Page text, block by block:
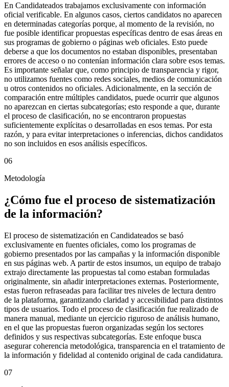
En Candidateados trabajamos exclusivamente con información
oficial verificable. En algunos casos, ciertos candidatos no aparecen
en determinadas categorías porque, al momento de la revisión, no
fue posible identificar propuestas específicas dentro de esas áreas en
sus programas de gobierno o páginas web oficiales. Esto puede
deberse a que los documentos no estaban disponibles, presentaban
errores de acceso o no contenían información clara sobre esos temas.
Es importante señalar que, como principio de transparencia y rigor,
no utilizamos fuentes como redes sociales, medios de comunicación
u otros contenidos no oficiales. Adicionalmente, en la sección de
comparación entre múltiples candidatos, puede ocurrir que algunos
no aparezcan en ciertas subcategorías; esto responde a que, durante
el proceso de clasificación, no se encontraron propuestas
suficientemente explícitas o desarrolladas en esos temas. Por esta
razón, y para evitar interpretaciones o inferencias, dichos candidatos
no son incluidos en esos análisis específicos.
06
Metodología
¿Cómo fue el proceso de sistematización
de la información?
El proceso de sistematización en Candidateados se basó
exclusivamente en fuentes oficiales, como los programas de
gobierno presentados por las campañas y la información disponible
en sus páginas web. A partir de estos insumos, un equipo de trabajo
extrajo directamente las propuestas tal como estaban formuladas
originalmente, sin añadir interpretaciones externas. Posteriormente,
estas fueron refraseadas para facilitar tres niveles de lectura dentro
de la plataforma, garantizando claridad y accesibilidad para distintos
tipos de usuarios. Todo el proceso de clasificación fue realizado de
manera manual, mediante un ejercicio riguroso de análisis humano,
en el que las propuestas fueron organizadas según los sectores
definidos y sus respectivas subcategorías. Este enfoque busca
asegurar coherencia metodológica, transparencia en el tratamiento de
la información y fidelidad al contenido original de cada candidatura.
07